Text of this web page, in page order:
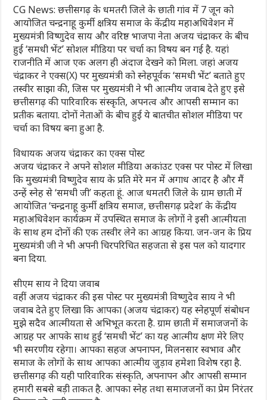
CG News: छत्तीसगढ़ के धमतरी जिले के छाती गांव में 7 जून को
आयोजित चन्द्रनाहू कुर्मी क्षत्रिय समाज के केंद्रीय महाअधिवेशन में
मुख्यमंत्री विष्णुदेव साय और वरिष्ठ भाजपा नेता अजय चंद्राकर के बीच
हुई ‘समधी भेंट’ सोशल मीडिया पर चर्चा का विषय बन गई है. यहां
राजनीति में आज एक अलग ही अंदाज देखने को मिला. जहां अजय
चंद्राकर ने एक्स(X) पर मुख्यमंत्री को स्नेहपूर्वक ‘समधी भेंट’ बताते हुए
तस्वीर साझा की, जिस पर मुख्यमंत्री ने भी आत्मीय जवाब देते हुए इसे
छत्तीसगढ़ की पारिवारिक संस्कृति, अपनत्व और आपसी सम्मान का
प्रतीक बताया. दोनों नेताओं के बीच हुई ये बातचीत सोशल मीडिया पर
चर्चा का विषय बना हुआ है.
विधायक अजय चंद्राकर का एक्स पोस्ट
अजय चंद्राकर ने अपने सोशल मीडिया अकांउट एक्स पर पोस्ट में लिखा
कि मुख्यमंत्री विष्णुदेव साय के प्रति मेरे मन में अगाध आदर है और मैं
उन्हें स्नेह से ‘समधी जी’ कहता हूं. आज धमतरी जिले के ग्राम छाती में
आयोजित ‘चन्द्रनाहू कुर्मी क्षत्रिय समाज, छत्तीसगढ़ प्रदेश’ के केंद्रीय
महाअधिवेशन कार्यक्रम में उपस्थित समाज के लोगों ने इसी आत्मीयता
के साथ हम दोनों की एक तस्वीर लेने का आग्रह किया. जन-जन के प्रिय
मुख्यमंत्री जी ने भी अपनी चिरपरिचित सहजता से इस पल को यादगार
बना दिया.
सीएम साय ने दिया जवाब
वहीं अजय चंद्राकर की इस पोस्ट पर मुख्यमंत्री विष्णुदेव साय ने भी
जवाब देते हुए लिखा कि आपका (अजय चंद्राकर) यह स्नेहपूर्ण संबोधन
मुझे सदैव आत्मीयता से अभिभूत करता है. ग्राम छाती में समाजजनों के
आग्रह पर आपके साथ हुई ‘समधी भेंट’ का यह आत्मीय क्षण मेरे लिए
भी स्मरणीय रहेगा। आपका सहज अपनापन, मिलनसार स्वभाव और
समाज के लोगों के साथ आपका आत्मीय जुड़ाव हमेशा विशेष रहा है.
छत्तीसगढ़ की यही पारिवारिक संस्कृति, अपनापन और आपसी सम्मान
हमारी सबसे बड़ी ताकत है. आपका स्नेह तथा समाजजनों का प्रेम निरंतर